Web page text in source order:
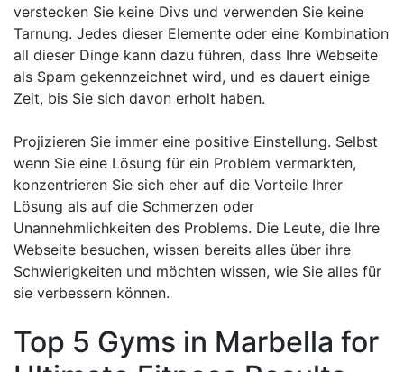
verstecken Sie keine Divs und verwenden Sie keine
Tarnung. Jedes dieser Elemente oder eine Kombination
all dieser Dinge kann dazu führen, dass Ihre Webseite
als Spam gekennzeichnet wird, und es dauert einige
Zeit, bis Sie sich davon erholt haben.
Projizieren Sie immer eine positive Einstellung. Selbst
wenn Sie eine Lösung für ein Problem vermarkten,
konzentrieren Sie sich eher auf die Vorteile Ihrer
Lösung als auf die Schmerzen oder
Unannehmlichkeiten des Problems. Die Leute, die Ihre
Webseite besuchen, wissen bereits alles über ihre
Schwierigkeiten und möchten wissen, wie Sie alles für
sie verbessern können.
Top 5 Gyms in Marbella for